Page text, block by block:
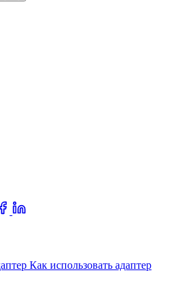
Как использовать адаптер